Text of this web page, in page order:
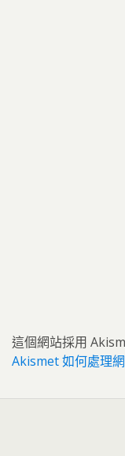
這個網站採用
Akismet 如何處理